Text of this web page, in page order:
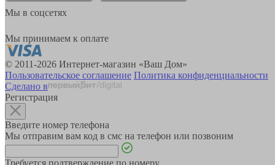
Мы в соцсетях
Мы принимаем к оплате
© 2011-2026 Интернет-магазин «Ваш Дом»
Пользовательское соглашение Политика конфиденциальности
Сделано в
Регистрация
Введите номер телефона
Мы отправим вам код в смс на телефон или позвоним